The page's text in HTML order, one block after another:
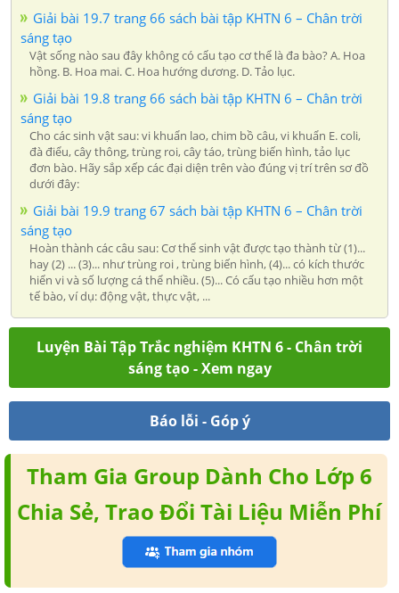
Giải bài 19.7 trang 66 sách bài tập KHTN 6 – Chân trời
sáng tạo
Vật sống nào sau đây không có cấu tạo cơ thể là đa bào? A. Hoa
hồng. B. Hoa mai. C. Hoa hướng dương. D. Tảo lục.
Giải bài 19.8 trang 66 sách bài tập KHTN 6 – Chân trời
sáng tạo
Cho các sinh vật sau: vi khuẩn lao, chim bồ câu, vi khuẩn E. coli,
đà điểu, cây thông, trùng roi, cây táo, trùng biến hình, tảo lục
đơn bào. Hãy sắp xếp các đại diện trên vào đúng vị trí trên sơ đồ
dưới đây:
Giải bài 19.9 trang 67 sách bài tập KHTN 6 – Chân trời
sáng tạo
Hoàn thành các câu sau: Cơ thể sinh vật được tạo thành từ (1)...
hay (2) ... (3)... như trùng roi , trùng biến hình, (4)... có kích thước
hiển vi và số lượng cá thể nhiều. (5)... Có cấu tạo nhiều hơn một
tế bào, ví dụ: động vật, thực vật, ...
Luyện Bài Tập Trắc nghiệm KHTN 6 - Chân trời
sáng tạo - Xem ngay
Báo lỗi - Góp ý
Tham Gia Group Dành Cho Lớp 6
Chia Sẻ, Trao Đổi Tài Liệu Miễn Phí